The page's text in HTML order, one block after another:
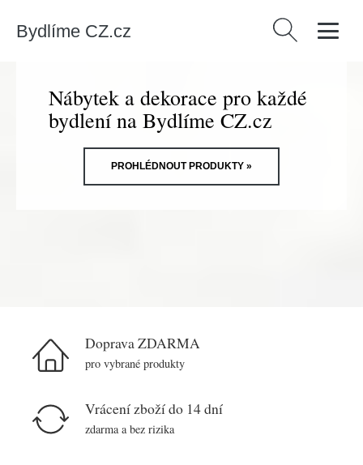
Bydlíme CZ.cz Vyhledávání
Nábytek a dekorace pro každé
bydlení na Bydlíme CZ.cz
PROHLÉDNOUT PRODUKTY »
Doprava ZDARMA
pro vybrané produkty
Vrácení zboží do 14 dní
zdarma a bez rizika